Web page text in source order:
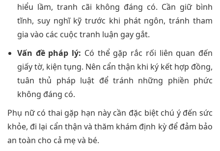
hiểu lầm, tranh cãi không đáng có. Cần giữ bình
tĩnh, suy nghĩ kỹ trước khi phát ngôn, tránh tham
gia vào các cuộc tranh luận gay gắt.
Vấn đề pháp lý: Có thể gặp rắc rối liên quan đến
giấy tờ, kiện tụng. Nên cẩn thận khi ký kết hợp đồng,
tuân thủ pháp luật để tránh những phiền phức
không đáng có.
Phụ nữ có thai gặp hạn này cần đặc biệt chú ý đến sức
khỏe, đi lại cẩn thận và thăm khám định kỳ để đảm bảo
an toàn cho cả mẹ và bé.